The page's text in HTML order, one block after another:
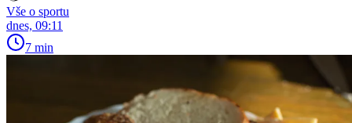
Vše o sportu
dnes, 09:11
7 min